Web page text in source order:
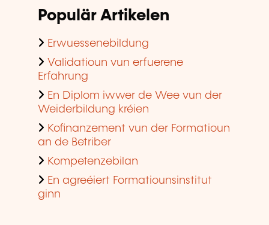
Populär Artikelen
Erwuessenebildung
Validatioun vun erfuerene
Erfahrung
En Diplom iwwer de Wee vun der
Weiderbildung kréien
Kofinanzement vun der Formatioun
an de Betriber
Kompetenzebilan
En agreéiert Formatiounsinstitut
ginn